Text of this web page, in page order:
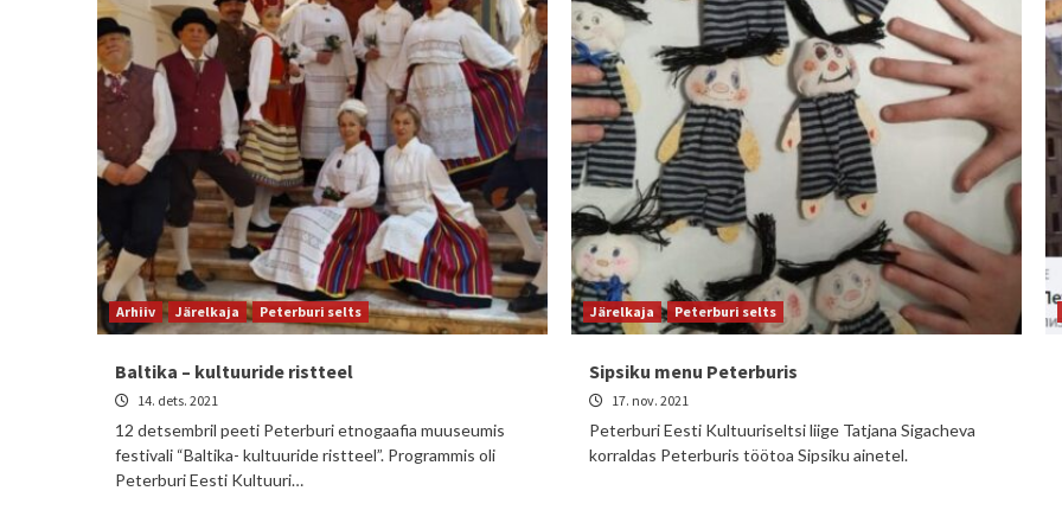
Arhiiv Järelkaja Peterburi selts
Baltika – kultuuride ristteel
14. dets. 2021
12 detsembril peeti Peterburi etnogaafia muuseumis
festivali “Baltika- kultuuride ristteel”. Programmis oli
Peterburi Eesti Kultuuri…
Järelkaja Peterburi selts
Sipsiku menu Peterburis
17. nov. 2021
Peterburi Eesti Kultuuriseltsi liige Tatjana Sigacheva
korraldas Peterburis töötoa Sipsiku ainetel.